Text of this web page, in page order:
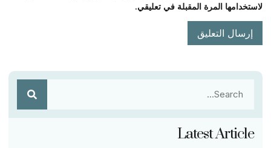
لاستخدامها المرة المقبلة في تعليقي.
Latest Article